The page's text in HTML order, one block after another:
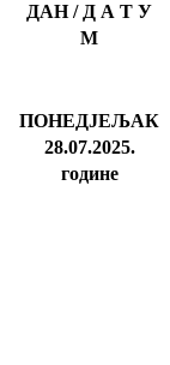
ДАН / Д А Т У
М
ПОНЕДЈЕЉАК
28.07.2025.
године